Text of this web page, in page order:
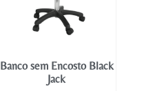
Banco sem Encosto Black
Jack